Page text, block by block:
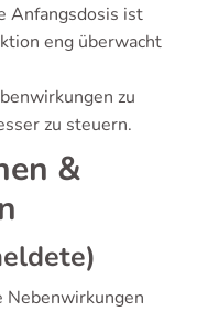
Anfangsdosis ist
eng überwacht
zu
zu steuern.
&
Nebenwirkungen